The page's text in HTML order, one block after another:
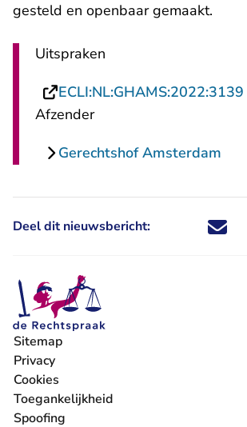
gesteld en openbaar gemaakt.
Uitspraken
ECLI:NL:GHAMS:2022:3139
Afzender
Gerechtshof Amsterdam
Deel dit nieuwsbericht: Deel dit
Deel dit
Deel
Sitemap
Privacy
Cookies
Toegankelijkheid
Spoofing